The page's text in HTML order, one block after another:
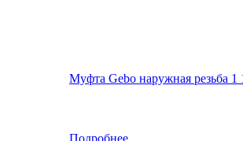
Муфта Gebo наружная резьба 1